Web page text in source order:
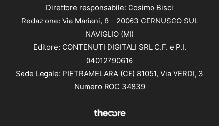
Direttore responsabile: Cosimo Bisci
Redazione: Via Mariani, 8 – 20063 CERNUSCO SUL
NAVIGLIO (MI)
Editore: CONTENUTI DIGITALI SRL C.F. e P.I.
04012790616
Sede Legale: PIETRAMELARA (CE) 81051, Via VERDI, 3
Numero ROC 34839